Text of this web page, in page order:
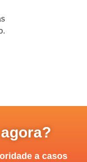
a casos